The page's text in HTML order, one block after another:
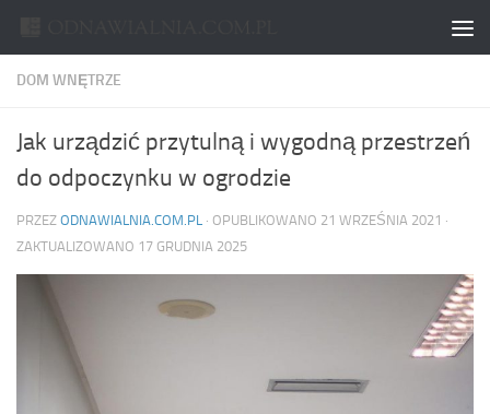
DOM WNĘTRZE
Jak urządzić przytulną i wygodną przestrzeń
do odpoczynku w ogrodzie
PRZEZ ODNAWIALNIA.COM.PL · OPUBLIKOWANO 21 WRZEŚNIA 2021 ·
ZAKTUALIZOWANO 17 GRUDNIA 2025